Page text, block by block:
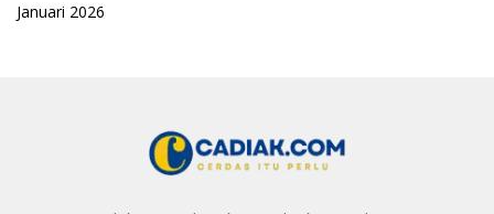
Januari 2026